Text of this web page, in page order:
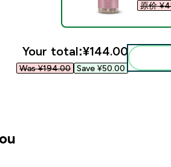
原价
Your total:¥144.00‎
Was ¥194.00‎ Save ¥50.00‎